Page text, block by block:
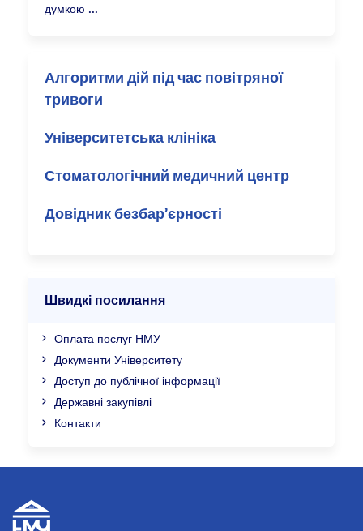
думкою
Алгоритми дій під час повітряної
тривоги
Університетська клініка
Стоматологічний медичний центр
Довідник безбар’єрності
Швидкі посилання
Оплата послуг НМУ
Документи Університету
Доступ до публічної інформації
Державні закупівлі
Контакти